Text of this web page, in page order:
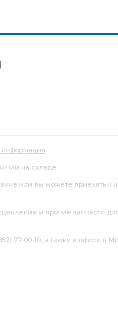
на складе.
или вы можете приехать
и прочие запчасти
77-00-10, а также в офисе в